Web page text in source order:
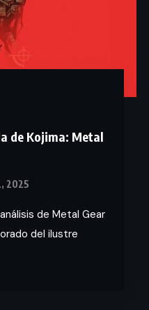
de Kojima: Metal
2025
de Metal Gear
del ilustre